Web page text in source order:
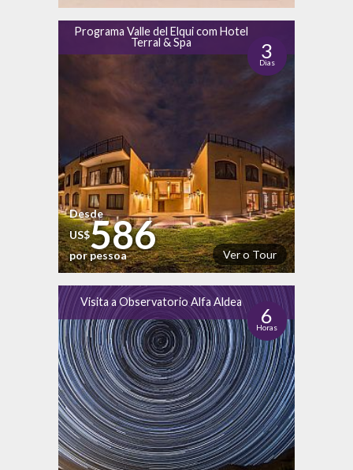
Programa Valle del Elqui com Hotel
Terral & Spa
3
Dias
Ver o Tour
Desde
US$586
por pessoa
Visita a Observatorio Alfa Aldea
6
Horas